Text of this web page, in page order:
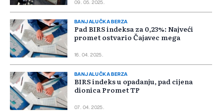
09. 05. 2025.
BANJALUČKA BERZA
Pad BIRS indeksa za 0,23%: Najveći
promet ostvario Čajavec mega
16. 04. 2025.
BANJALUČKA BERZA
BIRS indeks u opadanju, pad cijena
dionica Promet TP
07. 04. 2025.